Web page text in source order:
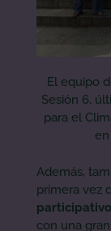
El equipo
Sesión 6,
para el
Además,
primera vez
con una